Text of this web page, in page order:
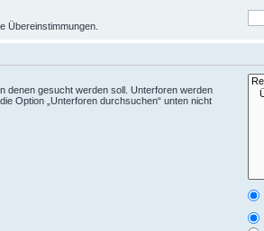
Übereinstimmungen.
denen gesucht werden soll. Unterforen werden
Option „Unterforen durchsuchen“ unten nicht